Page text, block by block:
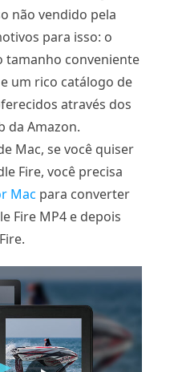
não vendido pela
para isso: o
tamanho conveniente
um rico catálogo de
através dos
da Amazon.
Mac, se você quiser
Fire, você precisa
Mac para converter
Fire MP4 e depois